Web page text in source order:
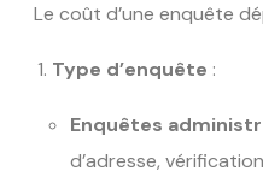
Le coût d’une enquête
Type d’enquête :
Enquêtes
d’adresse,